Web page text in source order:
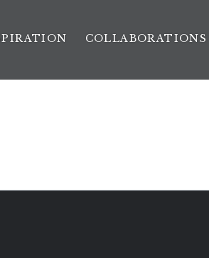
COLLABORATIONS